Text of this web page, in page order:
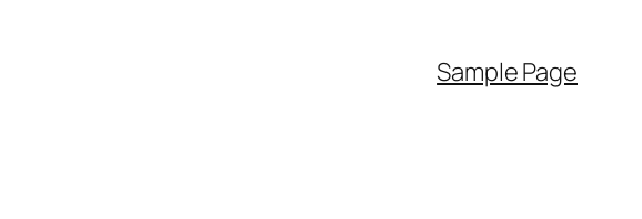
Sample Page